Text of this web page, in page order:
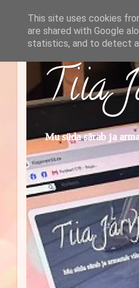
Tiia
Mu süda särab ja
This site uses cookies
are shared with Google
statistics, and to detect